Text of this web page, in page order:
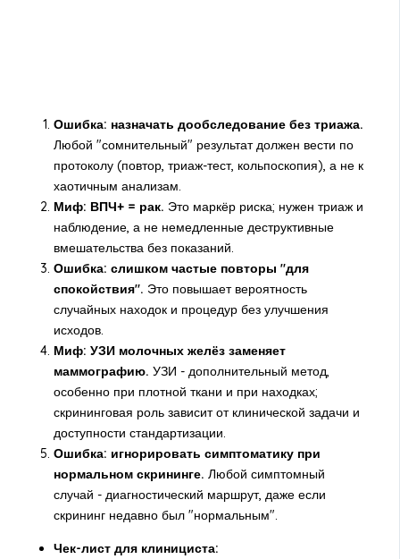
Ошибка: назначать дообследование без триажа.
Любой "сомнительный" результат должен вести по
протоколу (повтор, триаж-тест, кольпоскопия), а не к
хаотичным анализам.
Миф: ВПЧ+ = рак. Это маркёр риска; нужен триаж и
наблюдение, а не немедленные деструктивные
вмешательства без показаний.
Ошибка: слишком частые повторы "для
спокойствия". Это повышает вероятность
случайных находок и процедур без улучшения
исходов.
Миф: УЗИ молочных желёз заменяет
маммографию. УЗИ - дополнительный метод,
особенно при плотной ткани и при находках;
скрининговая роль зависит от клинической задачи и
доступности стандартизации.
Ошибка: игнорировать симптоматику при
нормальном скрининге. Любой симптомный
случай - диагностический маршрут, даже если
скрининг недавно был "нормальным".
Чек-лист для клинициста: